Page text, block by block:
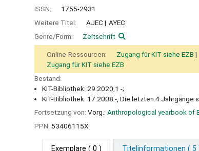
ISSN:
1755-2931
Weitere Titel:
AJEC
AYEC
Genre/Form:
Zeitschrift
Online-Ressourcen:
Zugang für KIT siehe EZB
Zugang für KIT siehe EZB
Bestand:
KIT-Bibliothek: 29.2020,1 -;
KIT-Bibliothek: 17.2008 -, Die letzten 4 Jahrgänge
Fortsetzung von: Vorg.: Anthropological yearbook of
PPN: 53406115X
Exemplare ( 0 ) Titelinformationen ( 5